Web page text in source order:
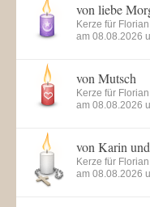
von liebe
Kerze für
am 08.08.2026
von Mutsch
Kerze für
am 08.08.2026
von Karin
Kerze für
am 08.08.2026